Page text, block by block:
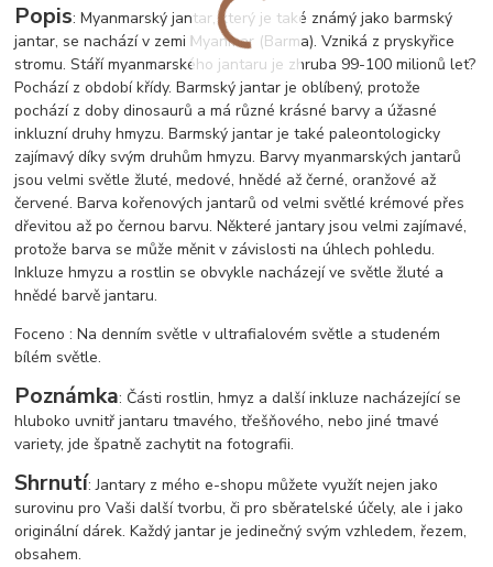
Popis: Myanmarský jantar, který je také známý jako barmský
jantar, se nachází v zemi Myanmar (Barma). Vzniká z pryskyřice
stromu. Stáří myanmarského jantaru je zhruba 99-100 milionů let?
Pochází z období křídy. Barmský jantar je oblíbený, protože
pochází z doby dinosaurů a má různé krásné barvy a úžasné
inkluzní druhy hmyzu. Barmský jantar je také paleontologicky
zajímavý díky svým druhům hmyzu. Barvy myanmarských jantarů
jsou velmi světle žluté, medové, hnědé až černé, oranžové až
červené. Barva kořenových jantarů od velmi světlé krémové přes
dřevitou až po černou barvu. Některé jantary jsou velmi zajímavé,
protože barva se může měnit v závislosti na úhlech pohledu.
Inkluze hmyzu a rostlin se obvykle nacházejí ve světle žluté a
hnědé barvě jantaru.
Foceno : Na denním světle v ultrafialovém světle a studeném
bílém světle.
Poznámka: Části rostlin, hmyz a další inkluze nacházející se
hluboko uvnitř jantaru tmavého, třešňového, nebo jiné tmavé
variety, jde špatně zachytit na fotografii.
Shrnutí: Jantary z mého e-shopu můžete využít nejen jako
surovinu pro Vaši další tvorbu, či pro sběratelské účely, ale i jako
originální dárek. Každý jantar je jedinečný svým vzhledem, řezem,
obsahem.